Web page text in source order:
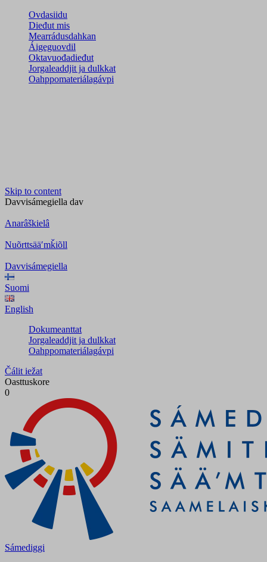
Ovdasiidu
Dieđut mis
Mearrádusdahkan
Áigeguovdil
Oktavuođadieđut
Jorgaleaddjit ja dulkkat
Oahppomateriálagávpi
Skip to content
Davvisámegiella dav
Anarâškielâ
Nuõrttsääʹmǩiõll
Davvisámegiella
Suomi
English
Dokumeanttat
Jorgaleaddjit ja dulkkat
Oahppomateriálagávpi
Čálit iežat
Oasttuskore
0
Sámediggi